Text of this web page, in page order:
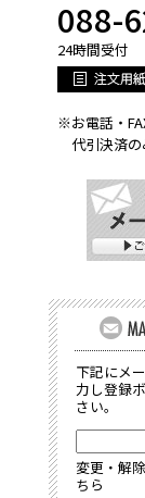
088-
24時間受付
※お電話・
代引決済の
下記にメ
力し登録
さい。
変更・解
ちら